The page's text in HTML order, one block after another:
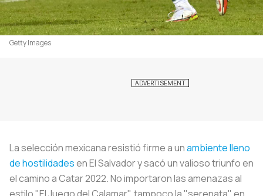
Getty Images
La selección mexicana resistió firme a unambiente lleno
de hostilidadesen El Salvador y sacó un valioso triunfo en
el camino a Catar 2022. No importaron las amenazas al